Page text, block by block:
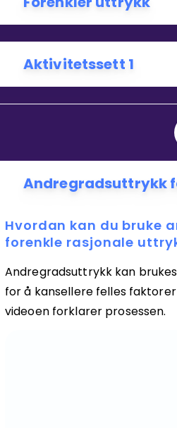
Bestill
Aktivitetssett 1
Andregradsuttrykk
Hvordan kan du bruke
forenkle rasjonale
Andregradsuttrykk kan
for å kansellere felles
videoen forklarer prosessen.